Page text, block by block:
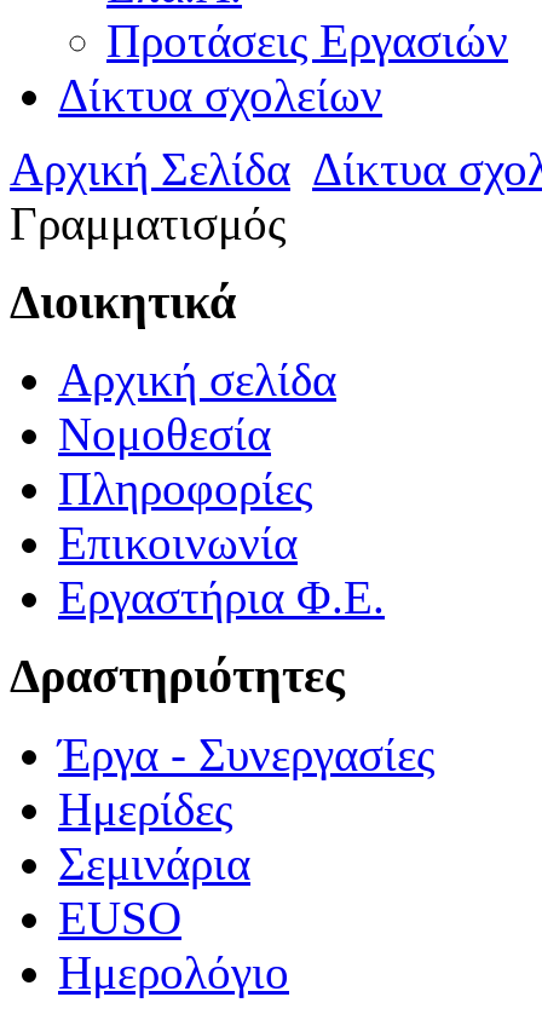
Προτάσεις Εργασιών
Δίκτυα σχολείων
Αρχική Σελίδα Δίκτυα
Γραμματισμός
Διοικητικά
Αρχική σελίδα
Νομοθεσία
Πληροφορίες
Επικοινωνία
Εργαστήρια Φ.Ε.
Δραστηριότητες
Έργα - Συνεργασίες
Ημερίδες
Σεμινάρια
EUSO
Ημερολόγιο